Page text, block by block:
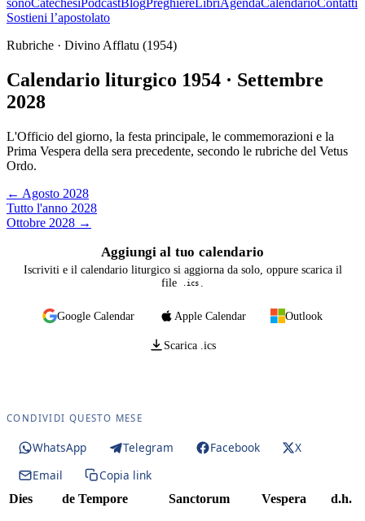
sonoCatechesiPodcastBlogPreghiereLibriAgendaCalendarioContatti
Sostieni l’apostolato
Rubriche · Divino Afflatu (1954)
Calendario liturgico 1954 · Settembre
2028
L'Officio del giorno, la festa principale, le commemorazioni e la
Prima Vespera della sera precedente, secondo le rubriche del Vetus
Ordo.
← Agosto 2028
Tutto l'anno 2028
Ottobre 2028 →
Aggiungi al tuo calendario
Iscriviti e il calendario liturgico si aggiorna da solo, oppure scarica il
file
.ics
Google Calendar Apple Calendar Outlook
Scarica .ics
CONDIVIDI QUESTO MESE
WhatsApp Telegram Facebook
X
Email
Copia link
Dies de Tempore Sanctorum Vespera d.h.